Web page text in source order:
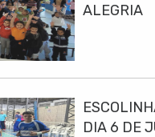
ALEGRIA
DIA 6 DE